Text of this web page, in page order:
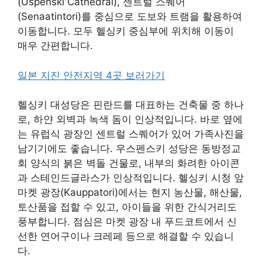
(Senaatintori)를 중심으로 도보와 트램을 활용하여
이동합니다. 모두 헬싱키 중심부에 위치해 이동이
매우 간편합니다.
일본 지진 안전지역 4곳 보러가기
헬싱키 대성당은 핀란드를 대표하는 건축물 중 하나
로, 하얀 외벽과 녹색 돔이 인상적입니다. 바로 옆에
는 유럽식 광장인 센트럴 스퀘어가 있어 가족사진을
남기기에도 좋습니다. 우스펜스키 성당은 동방정교
회 양식의 붉은 벽돌 건물로, 내부의 화려한 아이콘
과 스테인드글라스가 인상적입니다. 헬싱키 시청 앞
마켓 광장(Kauppatori)에서는 현지 농산물, 해산물,
토산품을 접할 수 있고, 아이들을 위한 간식거리도
풍부합니다. 점심은 마켓 광장 내 푸드코트에서 신
선한 연어구이나 크레페 등으로 해결할 수 있습니
다.